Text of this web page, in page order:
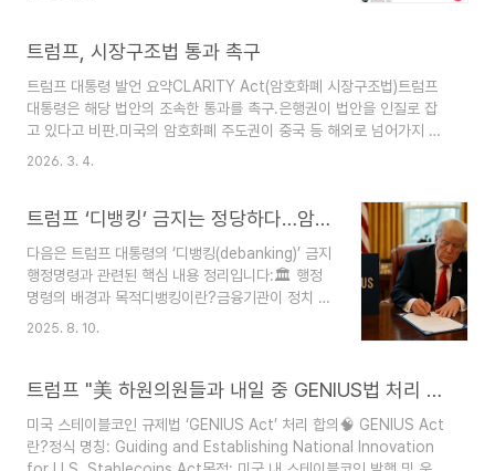
해 ..
요성을 강조.업계 경쟁력 유지를 위해 필수적이며,
법안을 ‘인질’로 삼아서는 안 된다고 경고.주요 메시
지미국을 “세계 크립토 수도”로 만들겠다는 의지 재
확인.은행권의 방해로 디지털자산 정책이 약화되어
서는 안 된다고 강조.법안 지연 시 산업이 중국 등
촉구.이는 미국 ..
트럼프, 시장구조법 통과 촉구
트럼프 대통령 발언 요약CLARITY Act(암호화폐 시장구조법)트럼프
대통령은 해당 법안의 조속한 통과를 촉구.은행권이 법안을 인질로 잡
고 있다고 비판.미국의 암호화폐 주도권이 중국 등 해외로 넘어가지 않
도록 신속히 처리해야 한다고 강조.GENIUS 법(스테이블코인법,
시키려 한다고 지적.즉, 트럼프 대통령은 은행권의 태도를 강하게 비판
하면서, 암호화폐 관련 법안들이 미국 경쟁력을 약화시키지 않도록 신
속히 정비해야 한다는 입장을 밝힌 것입니다.이 흐름을 보면 미국 내 암
호화폐 규제 논의가 단순한 금융 안정성 문제를 넘어 국제 경쟁력과 패
권의 문제로 확장되고 있다는 점이 ..
2026. 3. 4.
트럼프 ‘디뱅킹’ 금지는 정당하다…암호화폐 차별에 일침–WSJ
다음은 트럼프 대통령의 ‘디뱅킹(debanking)’ 금지
행정명령과 관련된 핵심 내용 정리입니다:🏛️ 행정
명령의 배경과 목적디뱅킹이란?금융기관이 정치 성
향, 산업 분야(예: 총기, 암호화폐, 보수 단체 등)를
‘평판 리스크’ 항목 삭제 지시.평판 리스크는 금융기
이익을 받을 수 있는 규정.정치적 맥락오바마 행정
부의 ‘오퍼레이션 초크 포인트’ 정책은 총기 판매업
2025. 8. 10.
트럼프 "美 하원의원들과 내일 중 GENIUS법 처리 합의"
미국 스테이블코인 규제법 ‘GENIUS Act’ 처리 합의🧠 GENIUS Act
란?정식 명칭: Guiding and Establishing National Innovation